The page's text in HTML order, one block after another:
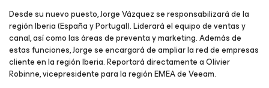
Desde su nuevo puesto, Jorge Vázquez se responsabilizará de la
región Iberia (España y Portugal). Liderará el equipo de ventas y
canal, así como las áreas de preventa y marketing. Además de
estas funciones, Jorge se encargará de ampliar la red de empresas
cliente en la región Iberia. Reportará directamente a Olivier
Robinne, vicepresidente para la región EMEA de Veeam.